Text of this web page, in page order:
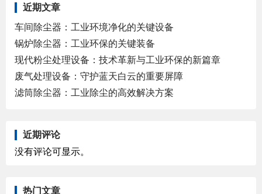
近期文章
车间除尘器：工业环境净化的关键设备
锅炉除尘器：工业环保的关键装备
现代粉尘处理设备：技术革新与工业环保的新篇章
废气处理设备：守护蓝天白云的重要屏障
滤筒除尘器：工业除尘的高效解决方案
近期评论
没有评论可显示。
热门文章